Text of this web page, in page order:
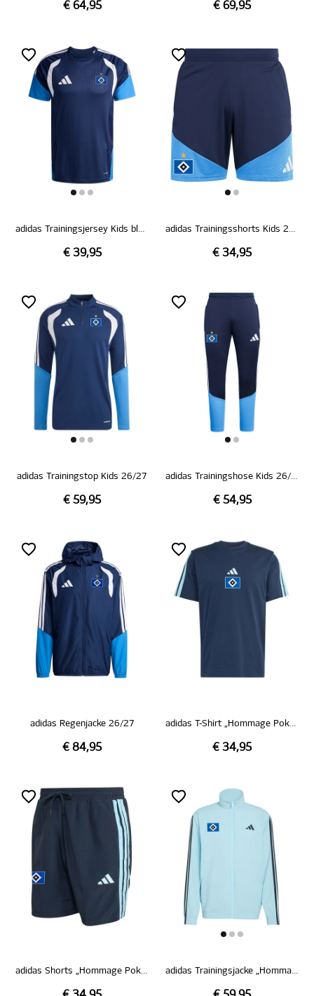
€ 64,95 € 69,95
adidas Trainingsjersey Kids blau 26/27
€ 39,95
adidas Trainingsshorts Kids 26/27
€ 34,95
adidas Trainingstop Kids 26/27
€ 59,95
adidas Trainingshose Kids 26/27
€ 54,95
adidas Regenjacke 26/27
€ 84,95
adidas T-Shirt „Hommage Pokalsieg 1976“
€ 34,95
adidas Shorts „Hommage Pokalsieg 1976“ adidas Trainingsjacke „Hommage Pokalsieg 1976“